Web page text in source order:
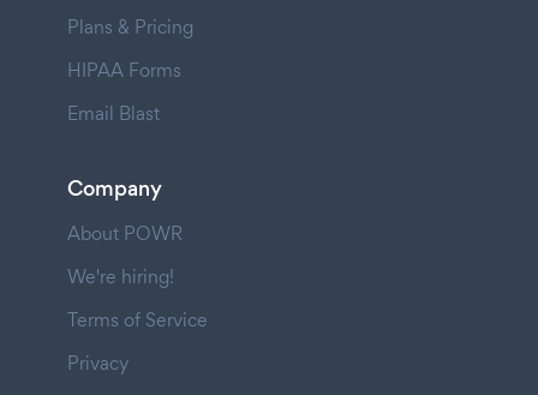
Plans & Pricing
HIPAA Forms
Email Blast
Company
About POWR
We're hiring!
Terms of Service
Privacy